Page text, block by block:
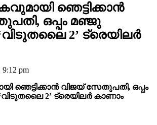
ഞെട്ടിക്കാൻ
ഒപ്പം മഞ്ജു
2’ ട്രെയിലർ
9:12 pm
ഞെട്ടിക്കാൻ വിജയ് സേതുപതി, ഒപ്പം
2’ ട്രെയിലർ കാണാം